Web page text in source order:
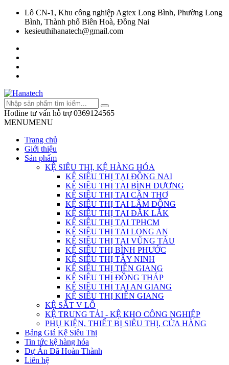
Lô CN-1, Khu công nghiệp Agtex Long Bình, Phường Long
Bình, Thành phố Biên Hoà, Đồng Nai
kesieuthihanatech@gmail.com
Hotline tư vấn hỗ trợ 0369124565
MENUMENU
Trang chủ
Giới thiệu
Sản phẩm
KỆ SIÊU THỊ, KỆ HÀNG HÓA
KỆ SIÊU THỊ TẠI ĐỒNG NAI
KỆ SIÊU THỊ TẠI BÌNH DƯƠNG
KỆ SIÊU THỊ TẠI CẦN THƠ
KỆ SIÊU THỊ TẠI LÂM ĐỒNG
KỆ SIÊU THỊ TẠI ĐẮK LẮK
KỆ SIÊU THỊ TẠI TPHCM
KỆ SIÊU THỊ TẠI LONG AN
KỆ SIÊU THỊ TẠI VŨNG TÀU
KỆ SIÊU THỊ BÌNH PHƯỚC
KỆ SIÊU THỊ TÂY NINH
KỆ SIÊU THỊ TIỀN GIANG
KỆ SIÊU THỊ ĐỒNG THÁP
KỆ SIÊU THỊ TẠI AN GIANG
KỆ SIÊU THỊ KIÊN GIANG
KỆ SẮT V LỖ
KỆ TRUNG TẢI - KỆ KHO CÔNG NGHIỆP
PHỤ KIỆN, THIẾT BỊ SIÊU THỊ, CỬA HÀNG
Bảng Giá Kệ Siêu Thị
Tin tức kệ hàng hóa
Dự Án Đã Hoàn Thành
Liên hệ